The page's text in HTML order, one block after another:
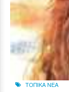
ΤΟΠΙΚΑ ΝΕΑ